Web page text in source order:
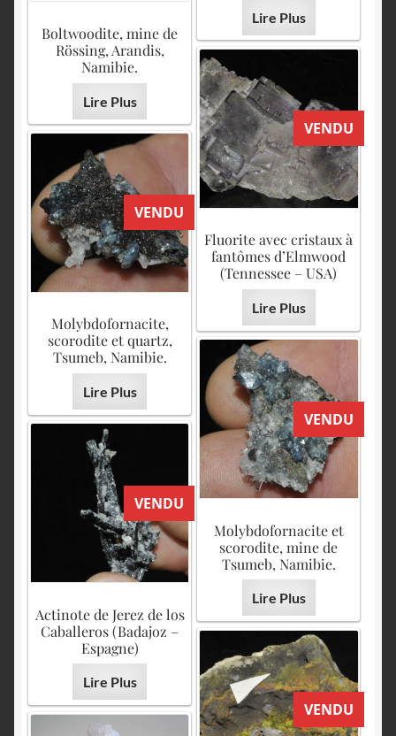
Lire Plus
Boltwoodite, mine de
Rössing, Arandis,
Namibie.
Lire Plus
VENDU
Fluorite avec cristaux à
fantômes d’Elmwood
(Tennessee – USA)
Lire Plus
VENDU
Molybdofornacite,
scorodite et quartz,
Tsumeb, Namibie.
Lire Plus
VENDU
Molybdofornacite et
scorodite, mine de
Tsumeb, Namibie.
Lire Plus
VENDU
Actinote de Jerez de los
Caballeros (Badajoz –
Espagne)
Lire Plus
VENDU